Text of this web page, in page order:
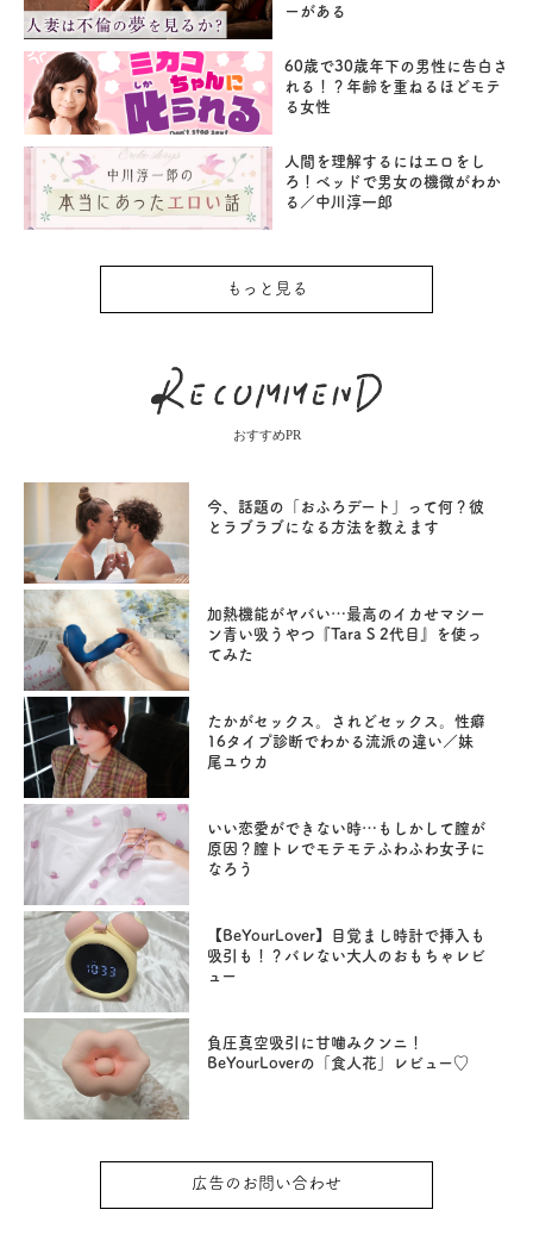
ーがある
60歳で30歳年下の男性に告白さ
れる！？年齢を重ねるほどモテ
る女性
人間を理解するにはエロをし
ろ！ベッドで男女の機微がわか
る／中川淳一郎
もっと見る
おすすめPR
今、話題の「おふろデート」って何？彼
とラブラブになる方法を教えます
加熱機能がヤバい…最高のイカせマシー
ン青い吸うやつ『Tara S 2代目』を使っ
てみた
たかがセックス。されどセックス。性癖
16タイプ診断でわかる流派の違い／妹
尾ユウカ
いい恋愛ができない時…もしかして膣が
原因？膣トレでモテモテふわふわ女子に
なろう
【BeYourLover】目覚まし時計で挿入も
吸引も！？バレない大人のおもちゃレビ
ュー
負圧真空吸引に甘噛みクンニ！
BeYourLoverの「食人花」レビュー♡
広告のお問い合わせ